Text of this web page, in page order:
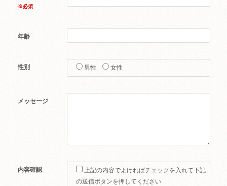
※必須
年齢
性別 男性 女性
メッセージ
内容確認
上記の内容でよければチェックを入れて下記
の送信ボタンを押してください